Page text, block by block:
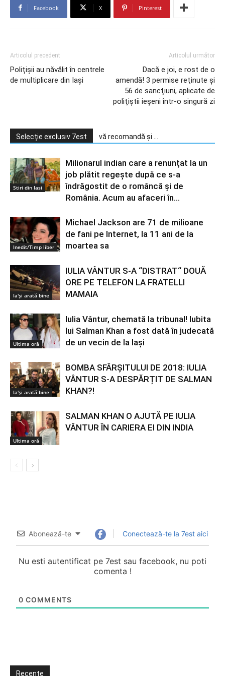
Facebook X Pinterest
Articolul precedent
Poliţişii au năvălit în centrele
de multiplicare din Iaşi
Articolul următor
Dacă e joi, e rost de o
amendă! 3 permise reţinute şi
56 de sancţiuni, aplicate de
poliţiştii ieşeni într-o singură zi
Selecție exclusiv 7est vă recomandă și ...
Stiri din Iasi
Milionarul indian care a renunțat la un
job plătit regește după ce s-a
îndrăgostit de o româncă și de
România. Acum au afaceri în...
Inedit/Timp liber
Michael Jackson are 71 de milioane
de fani pe Internet, la 11 ani de la
moartea sa
Ia'și arată bine
IULIA VÂNTUR S-A “DISTRAT“ DOUĂ
ORE PE TELEFON LA FRATELLI
MAMAIA
Ultima oră
Iulia Vântur, chemată la tribunal! Iubita
lui Salman Khan a fost dată în judecată
de un vecin de la Iași
Ia'și arată bine
BOMBA SFÂRȘITULUI DE 2018: IULIA
VÂNTUR S-A DESPĂRȚIT DE SALMAN
KHAN?!
Ultima oră
SALMAN KHAN O AJUTĂ PE IULIA
VÂNTUR ÎN CARIERA EI DIN INDIA
Abonează-te Conectează-te la 7est aici
Nu esti autentificat pe 7est sau facebook, nu poti
comenta !
0 COMMENTS
Recente